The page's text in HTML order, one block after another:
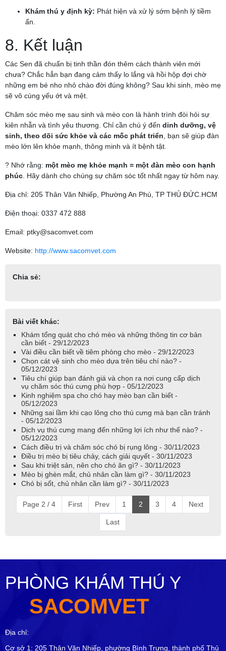
Khám thú y định kỳ: Phát hiện và xử lý sớm bệnh lý tiềm
ẩn.
8. Kết luận
Các Sen đã chuẩn bị tinh thần đón thêm cách thành viên mới
chưa? Chắc hẳn bạn đang cảm thấy lo lắng và hồi hộp đợi chờ
những em bé nho nhỏ chào đời đúng không? Sau khi sinh, mèo mẹ
sẽ vô cùng yếu ớt và mệt.
Chăm sóc mèo mẹ sau sinh và mèo con là hành trình đòi hỏi sự
kiên nhẫn và tình yêu thương. Chỉ cần chú ý đến dinh dưỡng, vệ
sinh, theo dõi sức khỏe và các mốc phát triển , bạn sẽ giúp đàn
mèo lớn lên khỏe mạnh, thông minh và ít bệnh tật.
? Nhớ rằng: một mèo mẹ khỏe mạnh = một đàn mèo con hạnh
phúc . Hãy dành cho chúng sự chăm sóc tốt nhất ngay từ hôm nay.
Địa chỉ: 205 Thân Văn Nhiếp, Phường An Phú, TP THỦ ĐỨC.HCM
Điện thoại: 0337 472 888
Email: ptky@sacomvet.com
Website: http://www.sacomvet.com
Chia sẻ:
Bài viết khác:
Khám tổng quát cho chó mèo và những thông tin cơ bản
cần biết - 29/12/2023
Vài điều cần biết về tiêm phòng cho mèo - 29/12/2023
Chọn cát vệ sinh cho mèo dựa trên tiêu chí nào? -
05/12/2023
Tiêu chí giúp bạn đánh giá và chọn ra nơi cung cấp dịch
vụ chăm sóc thú cưng phù hợp - 05/12/2023
Kinh nghiệm spa cho chó hay mèo bạn cần biết -
05/12/2023
Những sai lầm khi cạo lông cho thú cưng mà bạn cần tránh
- 05/12/2023
Dịch vụ thú cưng mang đến những lợi ích như thế nào? -
05/12/2023
Cách điều trị và chăm sóc chó bị rụng lông - 30/11/2023
Điều trị mèo bị tiêu chảy, cách giải quyết - 30/11/2023
Sau khi triệt sản, nên cho chó ăn gì? - 30/11/2023
Mèo bị ghèn mắt, chủ nhân cần làm gì? - 30/11/2023
Chó bị sốt, chủ nhân cần làm gì? - 30/11/2023
Page 2 / 4 First Prev 1 2 3 4 Next
Last
PHÒNG KHÁM THÚ Y
SACOMVET
Địa chỉ:
Cơ sở 1: 205 Thân Văn Nhiếp, phường Bình Trưng, thành phố Thủ